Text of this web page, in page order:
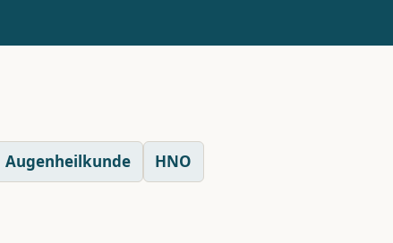
Augenheilkunde HNO